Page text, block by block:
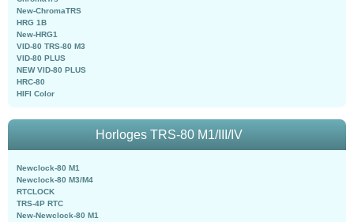
New-ChromaTRS
HRG 1B
New-HRG1
VID-80 TRS-80 M3
VID-80 PLUS
NEW VID-80 PLUS
HRC-80
HIFI Color
Horloges TRS-80 M1/III/IV
Newclock-80 M1
Newclock-80 M3/M4
RTCLOCK
TRS-4P RTC
New-Newclock-80 M1